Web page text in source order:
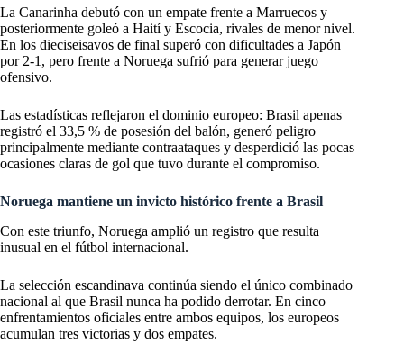
La Canarinha debutó con un empate frente a Marruecos y
posteriormente goleó a Haití y Escocia, rivales de menor nivel.
En los dieciseisavos de final superó con dificultades a Japón
por 2-1, pero frente a Noruega sufrió para generar juego
ofensivo.
Las estadísticas reflejaron el dominio europeo: Brasil apenas
registró el 33,5 % de posesión del balón, generó peligro
principalmente mediante contraataques y desperdició las pocas
ocasiones claras de gol que tuvo durante el compromiso.
Noruega mantiene un invicto histórico frente a Brasil
Con este triunfo, Noruega amplió un registro que resulta
inusual en el fútbol internacional.
La selección escandinava continúa siendo el único combinado
nacional al que Brasil nunca ha podido derrotar. En cinco
enfrentamientos oficiales entre ambos equipos, los europeos
acumulan tres victorias y dos empates.